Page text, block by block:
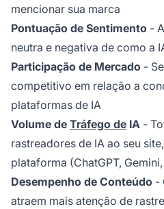
mencionar sua marca
Pontuação de Sentimento -
neutra e negativa de como a
Participação de Mercado -
competitivo em relação a
plataformas de IA
Volume de Tráfego de IA -
rastreadores de IA ao seu
plataforma (ChatGPT,
Desempenho de Conteúdo -
atraem mais atenção de